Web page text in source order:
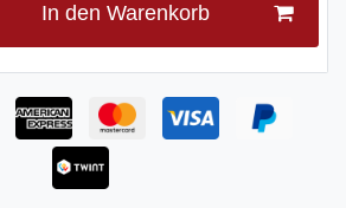
In den Warenkorb